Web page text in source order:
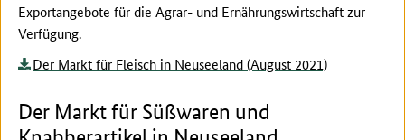
Exportangebote für die Agrar- und Ernährungswirtschaft zur
Verfügung.
Der Markt für Fleisch in Neuseeland (August 2021)
Der Markt für Süßwaren und